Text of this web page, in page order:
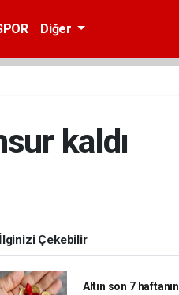
Diğer
kaldı
İlginizi Çekebilir
Altın son 7 haftanın